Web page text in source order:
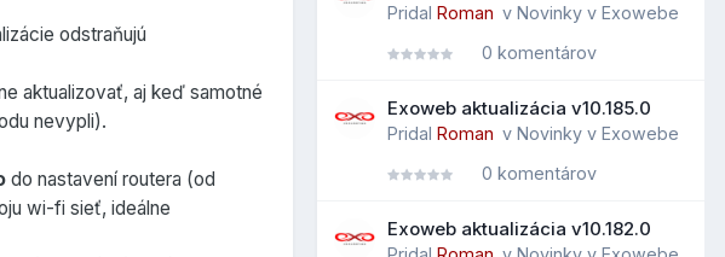
odstraňujú
aktualizovať, aj keď samotné
nevypli).
do nastavení routera (od
wi-fi sieť, ideálne
Pridal Roman v Novinky v Exowebe
0 komentárov
Exoweb aktualizácia v10.185.0
Pridal Roman v Novinky v Exowebe
0 komentárov
Exoweb aktualizácia v10.182.0